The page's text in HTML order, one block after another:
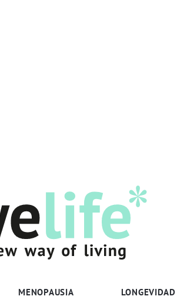
MENOPAUSIA LONGEVIDAD